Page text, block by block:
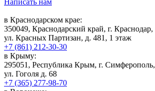
Написать нам
в Краснодарском крае:
350049, Краснодарский край, г. Краснодар,
ул. Красных Партизан, д. 481, 1 этаж
+7 (861) 212-30-30
в Крыму:
295051, Республика Крым, г. Симферополь,
ул. Гоголя д. 68
+7 (365) 277-98-70